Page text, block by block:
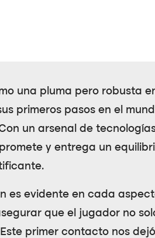
una pluma pero robusta
primeros pasos en el
un arsenal de
y entrega un
es evidente en cada
que el jugador no
primer contacto nos